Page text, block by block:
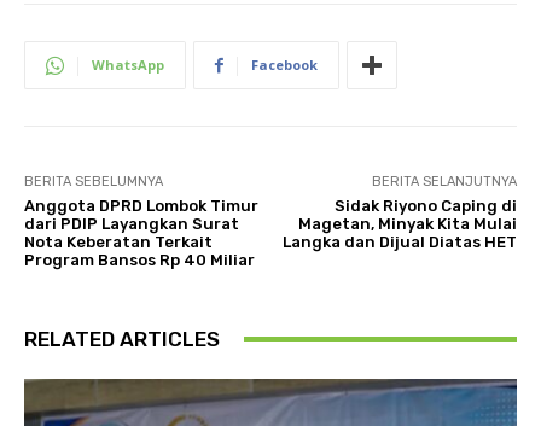
WhatsApp Facebook
BERITA SEBELUMNYA
Anggota DPRD Lombok Timur
dari PDIP Layangkan Surat
Nota Keberatan Terkait
Program Bansos Rp 40 Miliar
BERITA SELANJUTNYA
Sidak Riyono Caping di
Magetan, Minyak Kita Mulai
Langka dan Dijual Diatas HET
RELATED ARTICLES